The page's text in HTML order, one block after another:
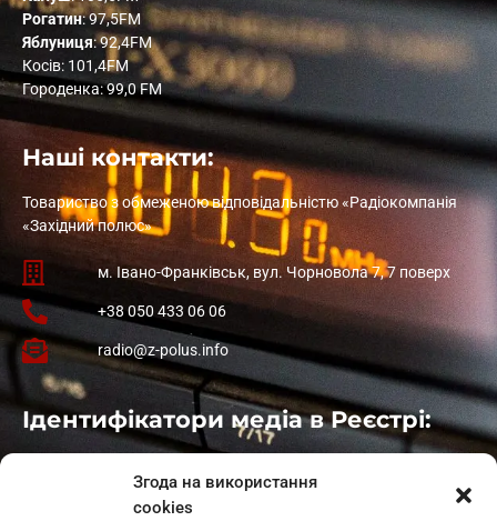
Згода на використання
cookies
Рогатин: 97,5FM
Яблуниця: 92,4FM
Косів: 101,4FM
Городенка: 99,0 FM
Наші контакти:
Товариство з обмеженою відповідальністю «Радіокомпанія
«Західний полюс»
м. Івано-Франківськ, вул. Чорновола 7, 7 поверх
+38 050 433 06 06
radio@z-polus.info
Ідентифікатори медіа в Реєстрі:
: L11-01410
: L11-01801